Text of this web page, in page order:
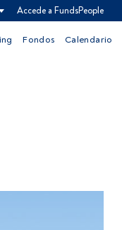
Accede a FundsPeople
Fondos Calendario